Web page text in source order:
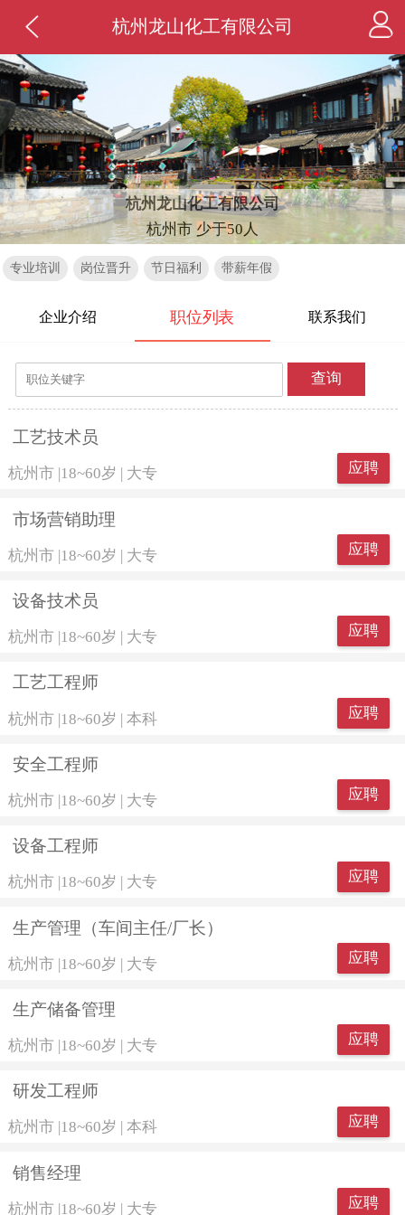
杭州龙山化工有限公司
杭州龙山化工有限公司
杭州市 少于50人
专业培训 岗位晋升 节日福利 带薪年假
企业介绍 职位列表 联系我们
查询
工艺技术员
杭州市 18~60岁 大专 应聘
市场营销助理
杭州市 |18~60岁 | 大专 应聘
设备技术员
杭州市 18~60岁 大专 应聘
工艺工程师
杭州市 |18~60岁 | 本科 应聘
安全工程师
杭州市 |18~60岁 | 大专 应聘
设备工程师
杭州市 18~60岁 大专 应聘
生产管理（车间主任/厂长）
杭州市 |18~60岁 | 大专 应聘
生产储备管理
杭州市 |18~60岁 | 大专 应聘
研发工程师
杭州市 18~60岁 本科 应聘
销售经理
杭州市 |18~60岁 | 大专 应聘